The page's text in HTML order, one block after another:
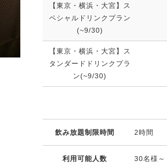
【東京・横浜・大宮】ス
ペシャルドリンクプラン
(~9/30)
【東京・横浜・大宮】ス
タンダードドリンクプラ
ン(~9/30)
飲み放題制限時間 2時間
利用可能人数 30名様～